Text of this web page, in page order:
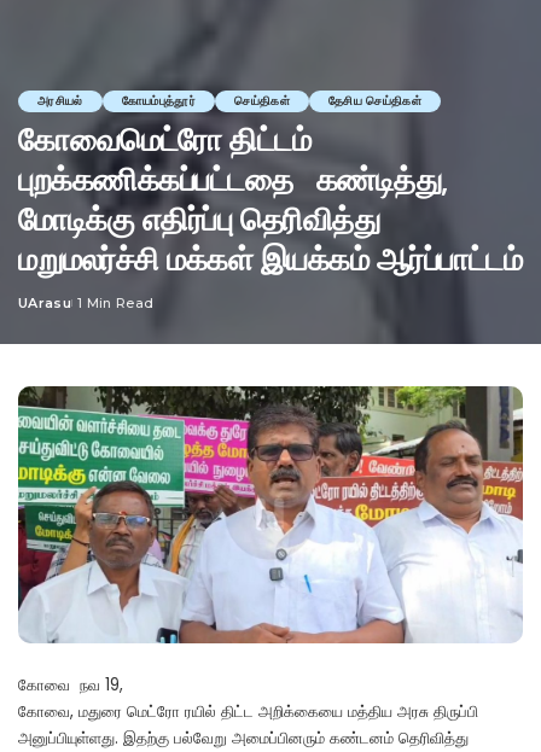
அரசியல் கோயம்புத்தூர் செய்திகள் தேசிய செய்திகள்
கோவைமெட்ரோ திட்டம்
புறக்கணிக்கப்பட்டதை கண்டித்து,
மோடிக்கு எதிர்ப்பு தெரிவித்து
மறுமலர்ச்சி மக்கள் இயக்கம் ஆர்ப்பாட்டம்
Posted
UArasu 1 Min Read
கோவை நவ 19,
கோவை, மதுரை மெட்ரோ ரயில் திட்ட அறிக்கையை மத்திய அரசு திருப்பி
அனுப்பியுள்ளது. இதற்கு பல்வேறு அமைப்பினரும் கண்டனம் தெரிவித்து